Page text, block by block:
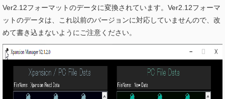
Ver2.12フォーマットのデータに変換されています。 Ver2.12フォーマ
ットのデータは、これ以前のバージョンに対応していませんので、改
めて書き込まないようにご注意ください。